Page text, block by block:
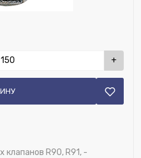
клапанов R90, R91, -
+